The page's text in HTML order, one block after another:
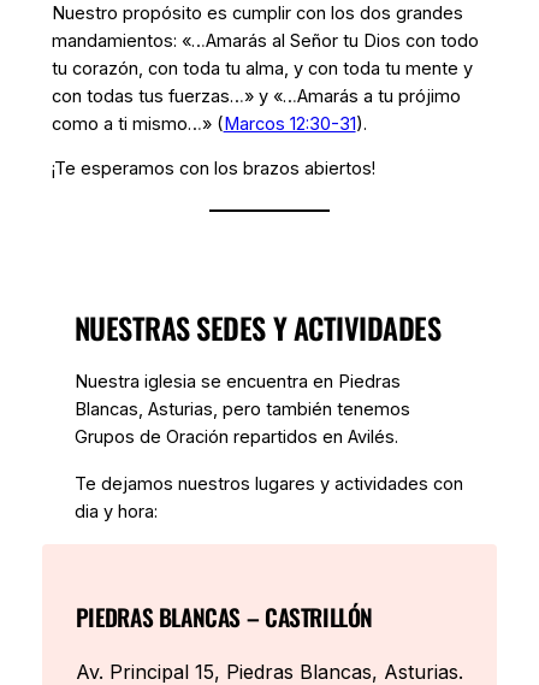
Nuestro propósito es cumplir con los dos grandes
mandamientos: «…Amarás al Señor tu Dios con todo
tu corazón, con toda tu alma, y con toda tu mente y
con todas tus fuerzas…» y «…Amarás a tu prójimo
como a ti mismo…» (Marcos 12:30-31).
¡Te esperamos con los brazos abiertos!
NUESTRAS SEDES Y ACTIVIDADES
Nuestra iglesia se encuentra en Piedras
Blancas, Asturias, pero también tenemos
Grupos de Oración repartidos en Avilés.
Te dejamos nuestros lugares y actividades con
dia y hora:
PIEDRAS BLANCAS – CASTRILLÓN
Av. Principal 15, Piedras Blancas, Asturias.